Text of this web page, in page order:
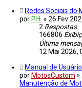
Redes Sociais do
por P.H. » 26 Fev
2 Respostas
166806
Última
12 Mai 2026,
Manual de
por MotosCustom »
Manutenção de